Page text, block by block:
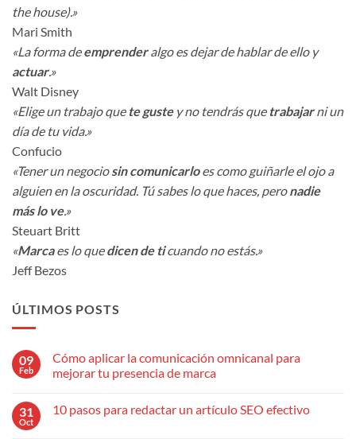
the house).»
Mari Smith
«La forma deemprenderalgo es dejar de hablar de ello y
actuar.»
Walt Disney
«Elige un trabajo que te gustey no tendrás que trabajarni un
día de tu vida.»
Confucio
«Tener un negocio sin comunicarloes como guiñarle el ojo a
alguien en la oscuridad. Tú sabes lo que haces, peronadie
más lo ve.»
Steuart Britt
«Marcaes lo quedicen de ticuando no estás.»
Jeff Bezos
ÚLTIMOS POSTS
09
Feb
Cómo aplicar la comunicación omnicanal para
mejorar tu presencia de marca
comentarios
31
Oct
10 pasos para redactar un artículo SEO efectivo